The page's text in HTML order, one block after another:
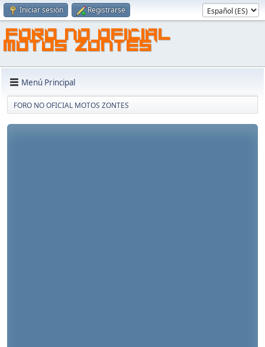
Iniciar sesión Registrarse
FORO NO OFICIAL
MOTOS ZONTES
Menú Principal
FORO NO OFICIAL MOTOS ZONTES